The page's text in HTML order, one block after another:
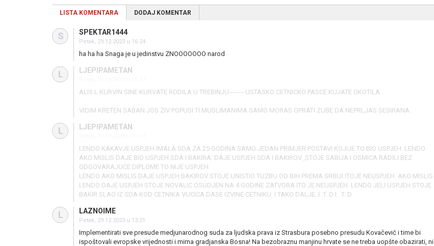
LISTA KOMENTARA DODAJ KOMENTAR
S SPEKTAR1444
Petak, 29.12.2023 u 16:24
ha ha ha Snaga je u jedinstvu ZNOOOOOOO narod
L LJEPIPAMETAN
ALIS L KURVIN SINE KURVATE RODILA U TREBINJU--------USTASKO CETNICKO PASCE KUJATE OKOTILA .
VIDIM KRETEN SABAN JOS ZIV POPUSI TI MUSLIMANIMA SAMO MORAS OPRATI ZUBE DA NEPRLJAS SESIRANA.
L LJEPIPAMETAN
LENDO KAKAVJE USPJEH IMALA SDA ZA 25 GODINA SAMO JEDAN PRIMJER POSTAVI KOJIJE TO BIO USPJEH. LENDO
AKO MISLIS DAJE BIO USPJEH SDA I BAKIRA: DAJE USPJEH SDA I BAKIROV ,STOJE SABIJA I OSMICA RADILI BEZ
ODGOVARAJUCE DIPLOME TO NIJE USPJEH.
LENDO AKO MISLIS DAJE USPJEH BAKIROV STOJE UNISTIO TUZBU OD BIH PREMA SRBIJI ITOJE NEUSPJEH. AKO MISLIS
LENDO DAJE USPJEH STOJE NOVALIC OSUDJEN NA 4 GODINE ZATVORA ITO JE NEUSPJEH. LENDO JELI USPJEH STOJE
BAKIR SLAO IZ SDA KOD CETNIKA VUCICA DASE IZVINE CETNIKU. I TAKO DALJE. I. T. D I . T. D
L LAZNOIME
Petak, 29.12.2023 u 13:21
Implementirati sve presude medjunarodnog suda za ljudska prava iz Strasbura posebno presudu Kovačević i time bi
ispoštovali evropske vrijednosti i mirna gradjanska Bosna! Na bezobraznu manjinu hrvate se ne treba uopšte obazirati, ni